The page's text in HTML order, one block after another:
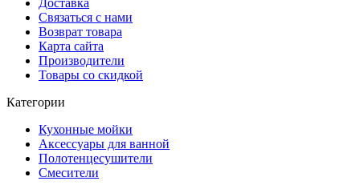
Связаться с нами
Возврат товара
Карта сайта
Производители
Товары со скидкой
Категории
Кухонные мойки
Аксессуары для ванной
Полотенцесушители
Смесители